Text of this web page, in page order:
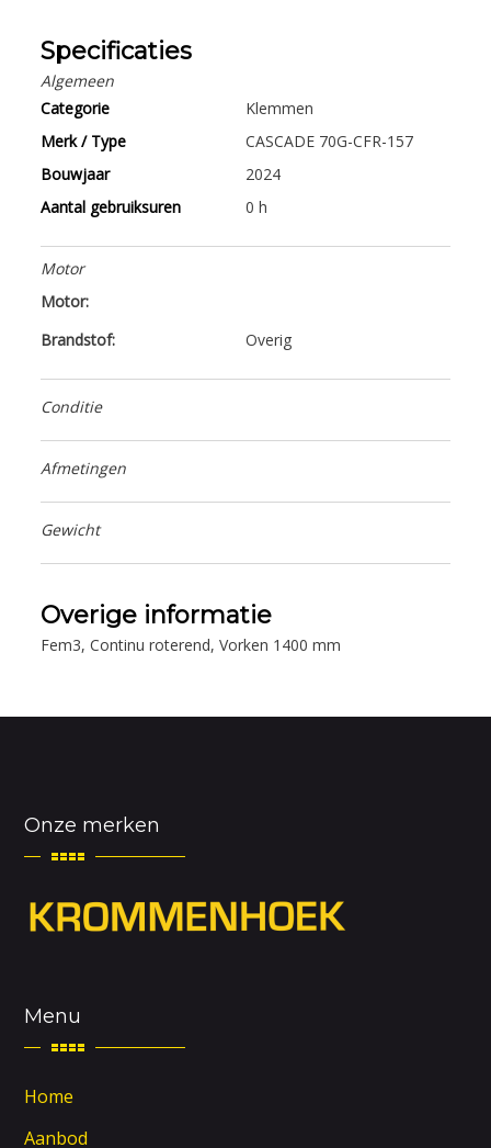
Specificaties
Algemeen
Categorie
Klemmen
Merk / Type
CASCADE 70G-CFR-157
Bouwjaar
2024
Aantal gebruiksuren
0 h
Motor
Motor:
Brandstof:
Overig
Conditie
Afmetingen
Gewicht
Overige informatie
Fem3, Continu roterend, Vorken 1400 mm
Onze merken
Menu
Home
Aanbod